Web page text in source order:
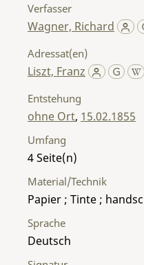
Verfasser
Wagner, Richard
Adressat(en)
Liszt, Franz
Entstehung
ohne Ort, 15.02.1855
Umfang
4
Material/Technik
Papier ; Tinte ;
Sprache
Deutsch